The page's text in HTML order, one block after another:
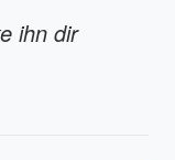
ihn dir